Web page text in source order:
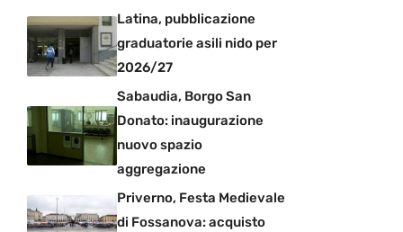
Latina, pubblicazione
graduatorie asili nido per
2026/27
Sabaudia, Borgo San
Donato: inaugurazione
nuovo spazio
aggregazione
Priverno, Festa Medievale
di Fossanova: acquisto